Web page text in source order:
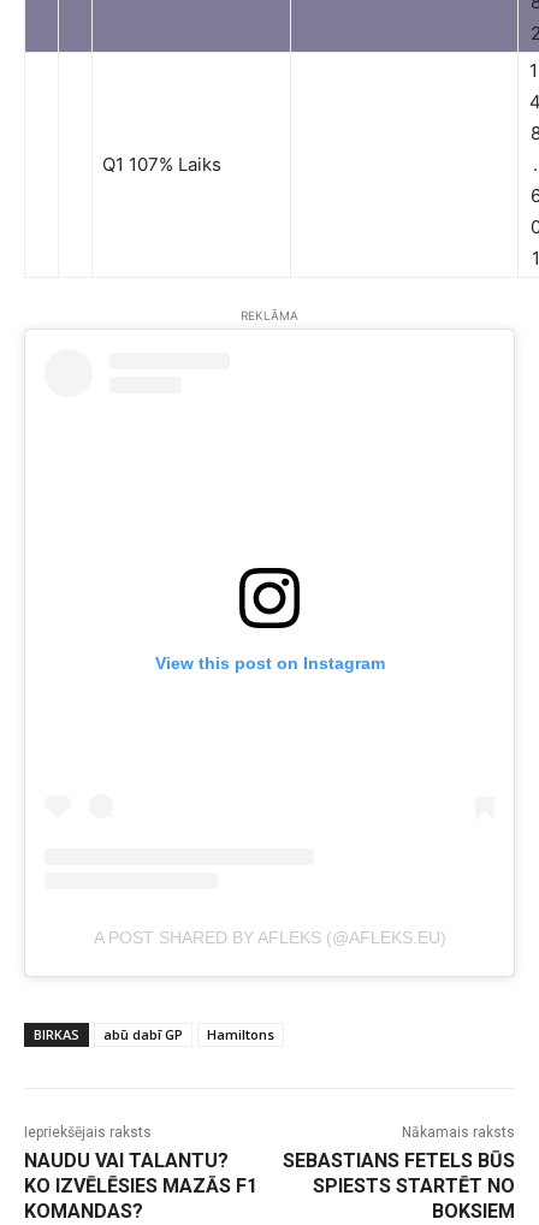
Q1 107% Laiks
.
1
REKLĀMA
View this post on Instagram
A POST SHARED BY AFLEKS (@AFLEKS.EU)
BIRKAS abū dabī GP Hamiltons
Iepriekšējais raksts
NAUDU VAI TALANTU?
KO IZVĒLĒSIES MAZĀS F1
KOMANDAS?
Nākamais raksts
SEBASTIANS FETELS BŪS
SPIESTS STARTĒT NO
BOKSIEM